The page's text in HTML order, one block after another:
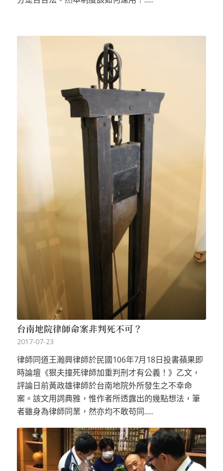
台南地院律師命案非判死不可？
2017-07-23
律師同道王瀚興律師於民國106年7月18日投書蘋果即
時論壇《狠夫撞死律師加重判刑才有公義！》乙文，
評論日前黃政雄律師於台南地院外所發生之不幸命
案。該文用詞典雅，惟作者所透露出的幾點想法，筆
者雖身為律師同業，然亦均不敢苟同......